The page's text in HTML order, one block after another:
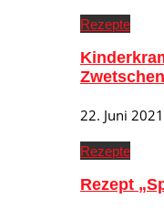
Rezepte
22. Juni 2021
Rezepte
Rezept